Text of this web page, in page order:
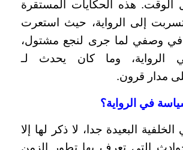
الوقت. هذه الحكايات المستقرة
إلى الرواية، حيث استعرت
في وصفي لما جرى لنجع مشتول،
الرواية، وما كان يحدث لـ
مدار قرون.
في الرواية؟
البعيدة جدا، لا ذكر لها إلا
التي تعرف بها تطور الزمن